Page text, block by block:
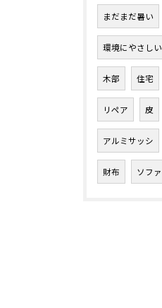
まだまだ暑い
環境にやさしい
木部 住宅
リペア 皮
アルミサッシ
財布 ソファ